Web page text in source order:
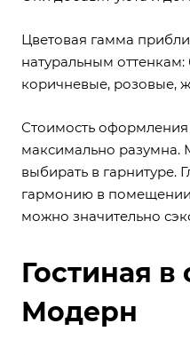
Цветовая гамма
натуральным
коричневые, розовые,
Стоимость оформления
максимально разумна.
выбирать в гарнитуре.
гармонию в
можно значительно
Гостиная в
Модерн